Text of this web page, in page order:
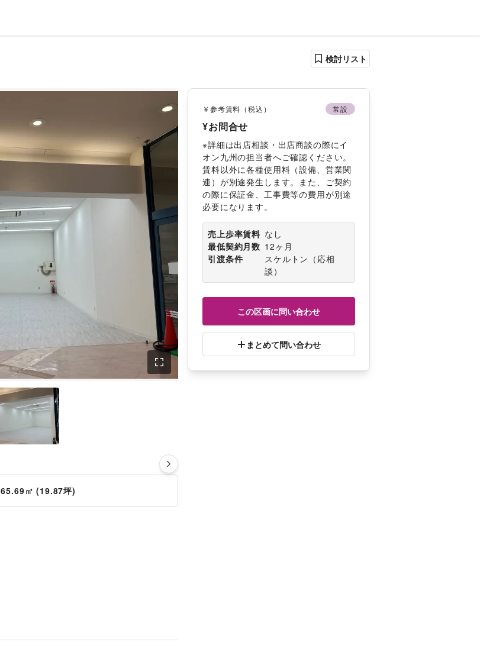
検討リスト
65.69㎡ (19.87坪)
￥参考賃料（税込） 常設
¥お問合せ
※詳細は出店相談・出店商談の際にイ
オン九州の担当者へご確認ください。
賃料以外に各種使用料（設備、営業関
連）が別途発生します。また、ご契約
の際に保証金、工事費等の費用が別途
必要になります。
売上歩率賃料 なし
最低契約月数 12ヶ月
引渡条件
スケルトン （ 応相
談 ）
この区画に問い合わせ
まとめて問い合わせ